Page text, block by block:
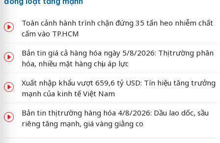
Toàn cảnh hành trình chặn đứng 35 tấn heo nhiễm chất
cấm vào TP.HCM
Bản tin giá cả hàng hóa ngày 5/8/2026: Thị trường phân
hóa, nhiều mặt hàng chịu áp lực
Xuất nhập khẩu vượt 659,6 tỷ USD: Tín hiệu tăng trưởng
mạnh của kinh tế Việt Nam
Bản tin thị trường hàng hóa 4/8/2026: Dầu lao dốc, sầu
riêng tăng mạnh, giá vàng giằng co